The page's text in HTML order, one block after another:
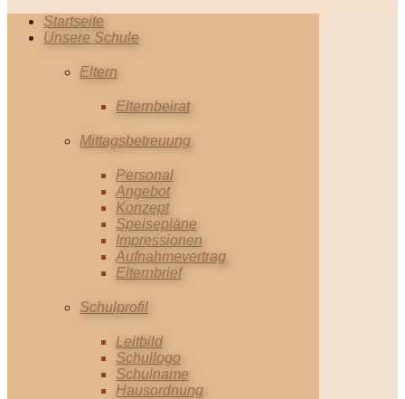
Startseite
Unsere Schule
Eltern
Elternbeirat
Mittagsbetreuung
Personal
Angebot
Konzept
Speisepläne
Impressionen
Aufnahmevertrag
Elternbrief
Schulprofil
Leitbild
Schullogo
Schulname
Hausordnung